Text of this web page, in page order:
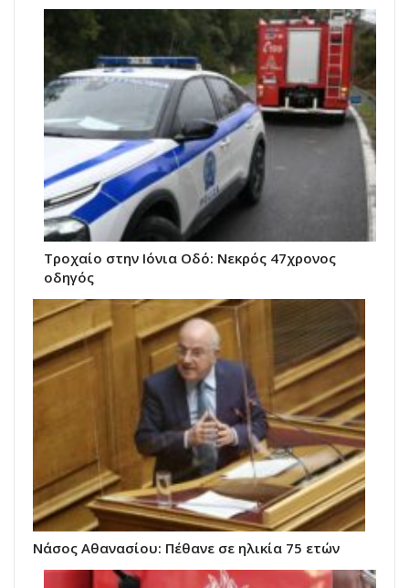
Τροχαίο στην Ιόνια Οδό: Νεκρός 47χρονος
οδηγός
Νάσος Αθανασίου: Πέθανε σε ηλικία 75 ετών